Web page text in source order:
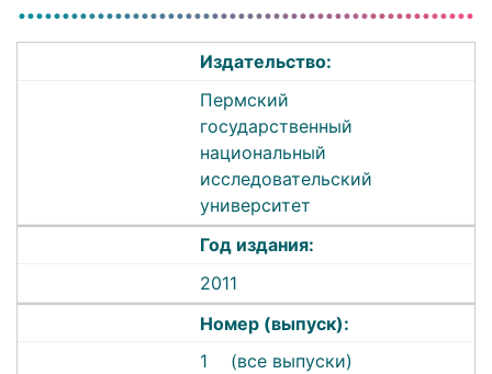
Издательство:
Пермский
государственный
национальный
исследовательский
университет
Год издания:
2011
Номер (выпуск):
1
(все выпуски)